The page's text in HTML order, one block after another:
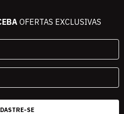
OFERTAS EXCLUSIVAS